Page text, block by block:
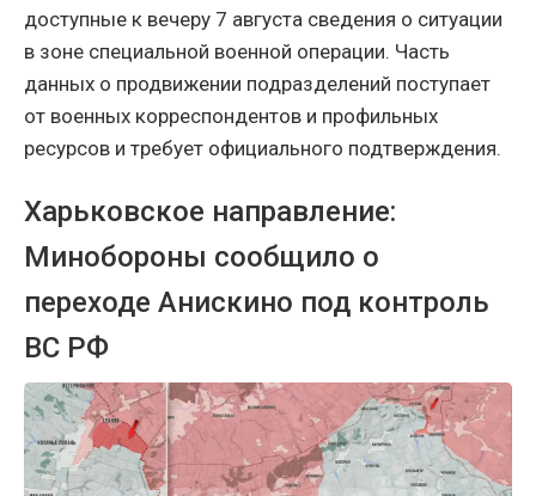
доступные к вечеру 7 августа сведения о ситуации
в зоне специальной военной операции. Часть
данных о продвижении подразделений поступает
от военных корреспондентов и профильных
ресурсов и требует официального подтверждения.
Харьковское направление:
Минобороны сообщило о
переходе Анискино под контроль
ВС РФ